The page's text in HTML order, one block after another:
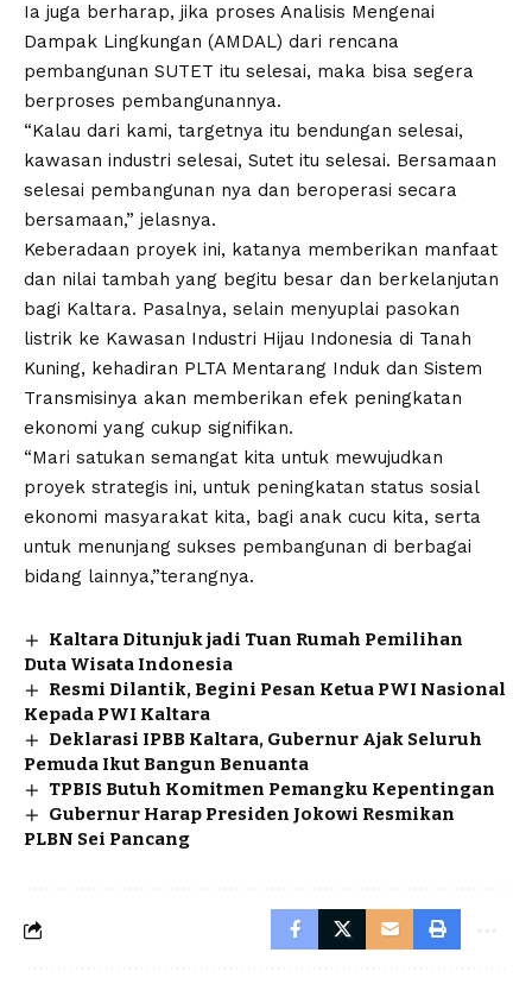
Ia juga berharap, jika proses Analisis Mengenai
Dampak Lingkungan (AMDAL) dari rencana
pembangunan SUTET itu selesai, maka bisa segera
berproses pembangunannya.
“Kalau dari kami, targetnya itu bendungan selesai,
kawasan industri selesai, Sutet itu selesai. Bersamaan
selesai pembangunan nya dan beroperasi secara
bersamaan,” jelasnya.
Keberadaan proyek ini, katanya memberikan manfaat
dan nilai tambah yang begitu besar dan berkelanjutan
bagi Kaltara. Pasalnya, selain menyuplai pasokan
listrik ke Kawasan Industri Hijau Indonesia di Tanah
Kuning, kehadiran PLTA Mentarang Induk dan Sistem
Transmisinya akan memberikan efek peningkatan
ekonomi yang cukup signifikan.
“Mari satukan semangat kita untuk mewujudkan
proyek strategis ini, untuk peningkatan status sosial
ekonomi masyarakat kita, bagi anak cucu kita, serta
untuk menunjang sukses pembangunan di berbagai
bidang lainnya,”terangnya.
Kaltara Ditunjuk jadi Tuan Rumah Pemilihan
Duta Wisata Indonesia
Resmi Dilantik, Begini Pesan Ketua PWI Nasional
Kepada PWI Kaltara
Deklarasi IPBB Kaltara, Gubernur Ajak Seluruh
Pemuda Ikut Bangun Benuanta
TPBIS Butuh Komitmen Pemangku Kepentingan
Gubernur Harap Presiden Jokowi Resmikan
PLBN Sei Pancang